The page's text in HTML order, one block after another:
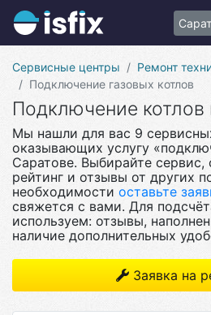
Сервисные центры Ремонт
Подключение газовых котлов
Подключение котлов
Мы нашли для вас 9
оказывающих услугу
Саратове. Выбирайте сервис,
рейтинг и отзывы от других
необходимости оставьте
свяжется с вами. Для
используем: отзывы,
наличие дополнительных
Заявка на